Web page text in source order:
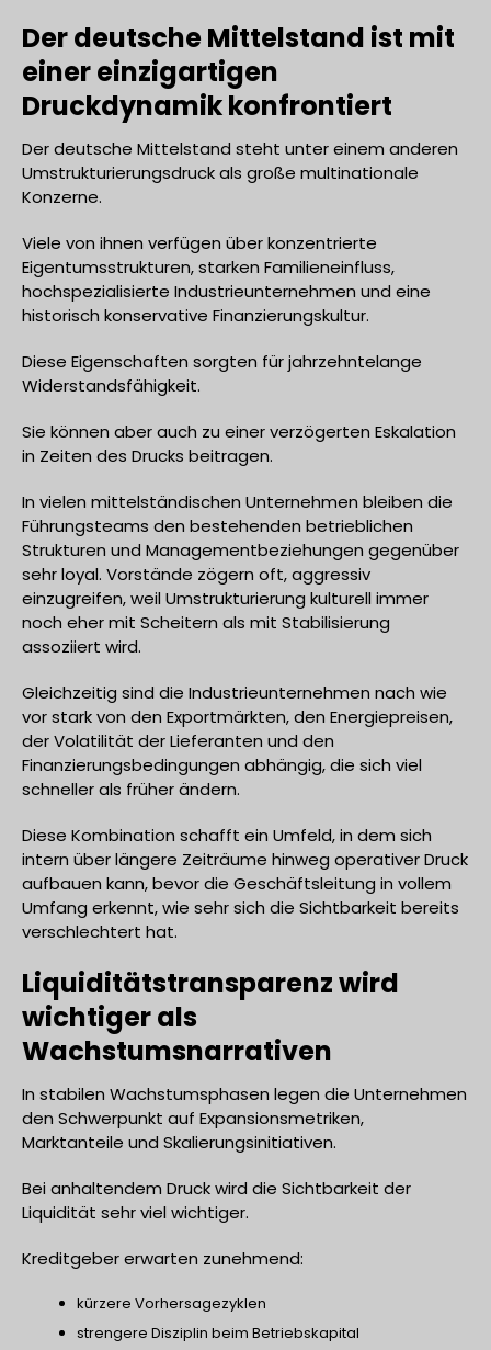
Der deutsche Mittelstand ist mit
einer einzigartigen
Druckdynamik konfrontiert
Der deutsche Mittelstand steht unter einem anderen
Umstrukturierungsdruck als große multinationale
Konzerne.
Viele von ihnen verfügen über konzentrierte
Eigentumsstrukturen, starken Familieneinfluss,
hochspezialisierte Industrieunternehmen und eine
historisch konservative Finanzierungskultur.
Diese Eigenschaften sorgten für jahrzehntelange
Widerstandsfähigkeit.
Sie können aber auch zu einer verzögerten Eskalation
in Zeiten des Drucks beitragen.
In vielen mittelständischen Unternehmen bleiben die
Führungsteams den bestehenden betrieblichen
Strukturen und Managementbeziehungen gegenüber
sehr loyal. Vorstände zögern oft, aggressiv
einzugreifen, weil Umstrukturierung kulturell immer
noch eher mit Scheitern als mit Stabilisierung
assoziiert wird.
Gleichzeitig sind die Industrieunternehmen nach wie
vor stark von den Exportmärkten, den Energiepreisen,
der Volatilität der Lieferanten und den
Finanzierungsbedingungen abhängig, die sich viel
schneller als früher ändern.
Diese Kombination schafft ein Umfeld, in dem sich
intern über längere Zeiträume hinweg operativer Druck
aufbauen kann, bevor die Geschäftsleitung in vollem
Umfang erkennt, wie sehr sich die Sichtbarkeit bereits
verschlechtert hat.
Liquiditätstransparenz wird
wichtiger als
Wachstumsnarrativen
In stabilen Wachstumsphasen legen die Unternehmen
den Schwerpunkt auf Expansionsmetriken,
Marktanteile und Skalierungsinitiativen.
Bei anhaltendem Druck wird die Sichtbarkeit der
Liquidität sehr viel wichtiger.
Kreditgeber erwarten zunehmend:
kürzere Vorhersagezyklen
strengere Disziplin beim Betriebskapital